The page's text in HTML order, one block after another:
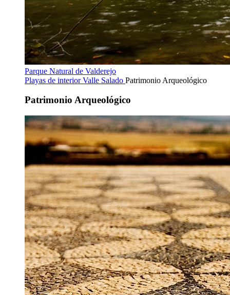
Parque Natural de Valderejo
Playas de interiorValle Salado Patrimonio Arqueológico
Patrimonio Arqueológico